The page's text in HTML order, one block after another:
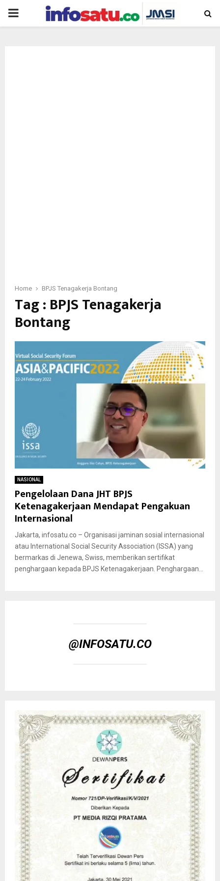
PRIMARY
Home BPJS Tenagakerja Bontang
Tag : BPJS Tenagakerja
Bontang
NASIONAL
Pengelolaan Dana JHT BPJS
Ketenagakerjaan Mendapat Pengakuan
Internasional
Jakarta, infosatu.co – Organisasi jaminan sosial internasional
atau International Social Security Association (ISSA) yang
bermarkas di Jenewa, Swiss, memberikan sertifikat
penghargaan kepada BPJS Ketenagakerjaan. Penghargaan...
@INFOSATU.CO